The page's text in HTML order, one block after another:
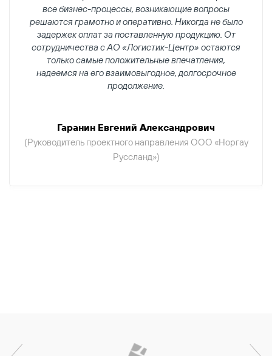
все бизнес-процессы, возникающие вопросы
решаются грамотно и оперативно. Никогда не было
задержек оплат за поставленную продукцию. От
сотрудничества с АО «Логистик-Центр» остаются
только самые положительные впечатления,
надеемся на его взаимовыгодное, долгосрочное
продолжение.
Гаранин Евгений Александрович
(Руководитель проектного направления ООО «Норгау
Руссланд»)